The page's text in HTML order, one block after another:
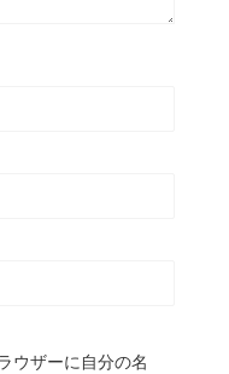
ウザーに自分の名